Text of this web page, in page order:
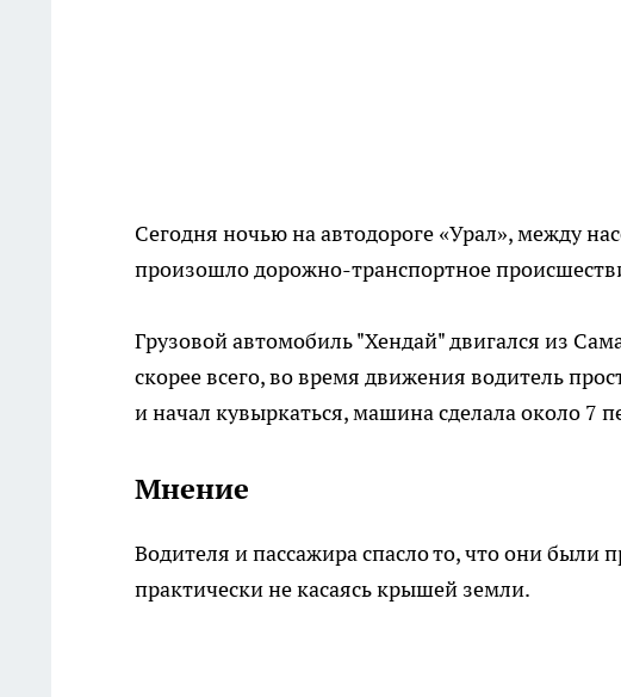
Сегодня ночью на автодороге «Урал», между
произошло дорожно-транспортное
Грузовой автомобиль "Хендай" двигался из
скорее всего, во время движения водитель
и начал кувыркаться, машина сделала около 7
Мнение
Водителя и пассажира спасло то, что они были
практически не касаясь крышей земли.